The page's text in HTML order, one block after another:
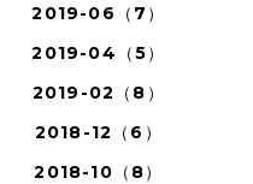
2019-06（7）
2019-04（5）
2019-02（8）
2018-12（6）
2018-10（8）